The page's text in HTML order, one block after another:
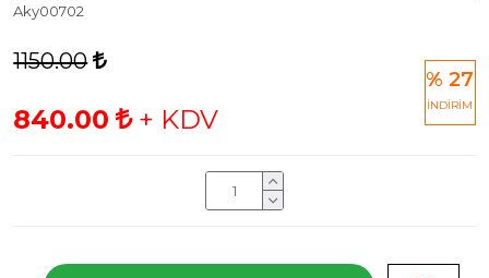
Aky00702
% 27
İNDİRİM
1150.00
840.00 + KDV